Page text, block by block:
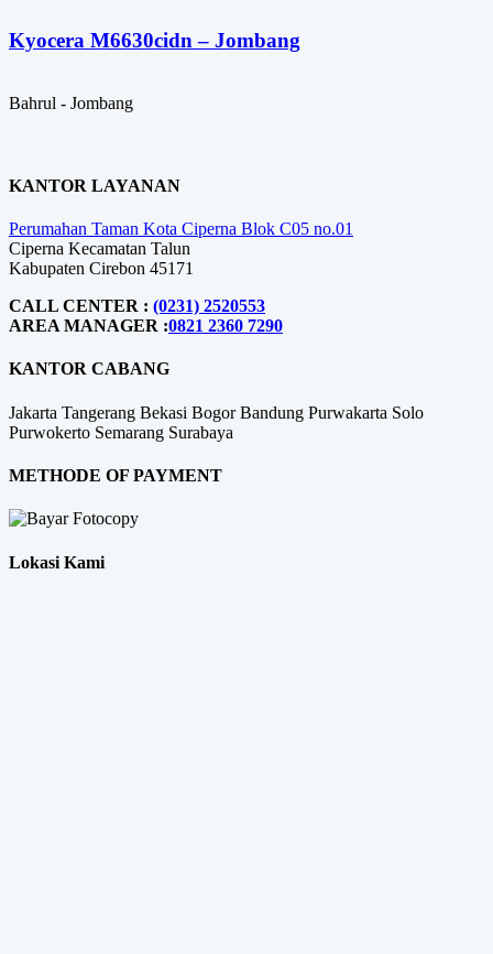
Kyocera M6630cidn – Jombang
Bahrul - Jombang
KANTOR LAYANAN
Perumahan Taman Kota Ciperna Blok C05 no.01
Ciperna Kecamatan Talun
Kabupaten Cirebon 45171
CALL CENTER : (0231) 2520553
AREA MANAGER :0821 2360 7290
KANTOR CABANG
Jakarta Tangerang Bekasi BogorBandung Purwakarta Solo
Purwokerto Semarang Surabaya
METHODE OF PAYMENT
Lokasi Kami